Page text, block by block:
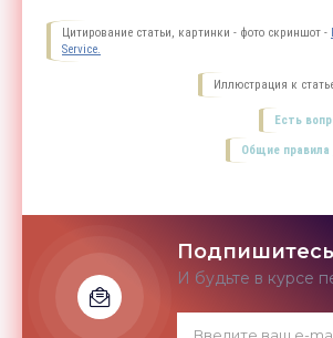
Цитирование статьи, картинки - фото скриншот -
Service.
Иллюстрация к
Есть
Общие правила
Подпишитесь
И будьте в курсе